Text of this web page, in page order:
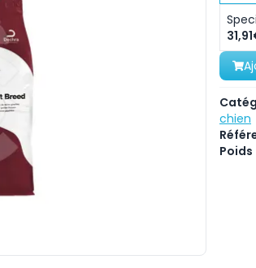
chien
Poids